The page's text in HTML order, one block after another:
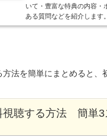
いて・豊富な特典の内容・
ある質問などを紹介します
を深めていきましょう！
法を簡単にまとめると、
視聴する方法 簡単3